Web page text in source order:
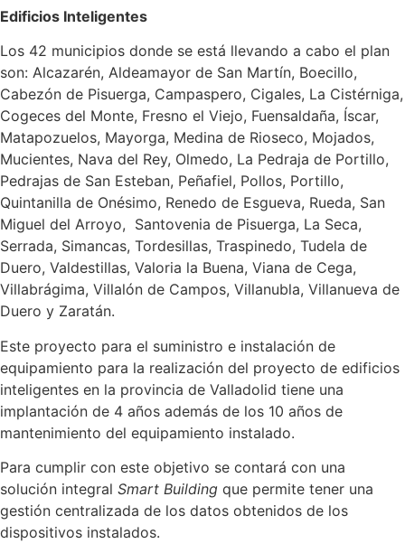
Edificios Inteligentes
Los 42 municipios donde se está llevando a cabo el plan
son: Alcazarén, Aldeamayor de San Martín, Boecillo,
Cabezón de Pisuerga, Campaspero, Cigales, La Cistérniga,
Cogeces del Monte, Fresno el Viejo, Fuensaldaña, Íscar,
Matapozuelos, Mayorga, Medina de Rioseco, Mojados,
Mucientes, Nava del Rey, Olmedo, La Pedraja de Portillo,
Pedrajas de San Esteban, Peñafiel, Pollos, Portillo,
Quintanilla de Onésimo, Renedo de Esgueva, Rueda, San
Miguel del Arroyo, Santovenia de Pisuerga, La Seca,
Serrada, Simancas, Tordesillas, Traspinedo, Tudela de
Duero, Valdestillas, Valoria la Buena, Viana de Cega,
Villabrágima, Villalón de Campos, Villanubla, Villanueva de
Duero y Zaratán.
Este proyecto para el suministro e instalación de
equipamiento para la realización del proyecto de edificios
inteligentes en la provincia de Valladolid tiene una
implantación de 4 años además de los 10 años de
mantenimiento del equipamiento instalado.
Para cumplir con este objetivo se contará con una
solución integral Smart Building que permite tener una
gestión centralizada de los datos obtenidos de los
dispositivos instalados.